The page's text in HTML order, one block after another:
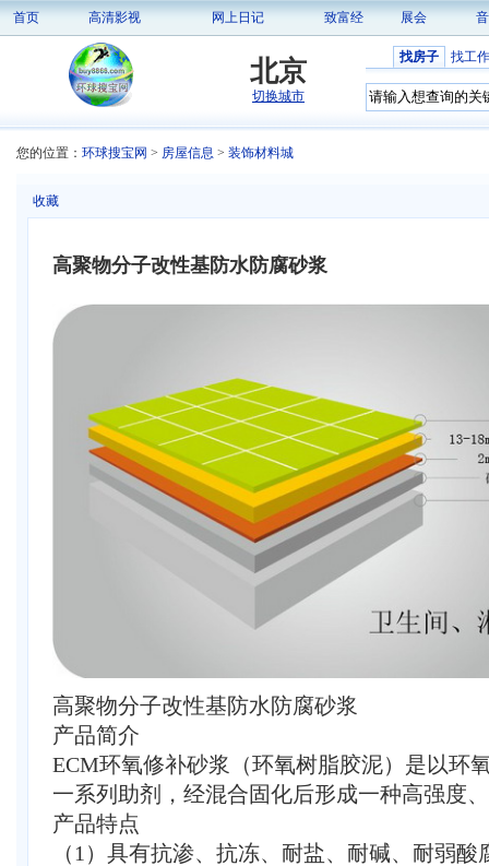
首页 高清影视 网上日记 致富经 展会
北京
切换城市
找房子 找工作
您的位置： 环球搜宝网 > 房屋信息 > 装饰材料城
收藏
高聚物分子改性基防水防腐砂浆
高聚物分子改性基防水防腐砂浆
产品简介
ECM环氧修补砂浆（环氧树脂胶泥）是以环
一系列助剂，经混合固化后形成一种高强度
产品特点
（1）具有抗渗、抗冻、耐盐、耐碱、耐弱